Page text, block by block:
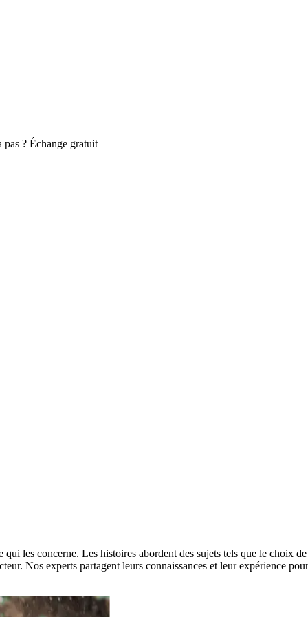
pas ? Échange gratuit
les concerne. Les histoires abordent des sujets tels que le choix
Nos experts partagent leurs connaissances et leur expérience